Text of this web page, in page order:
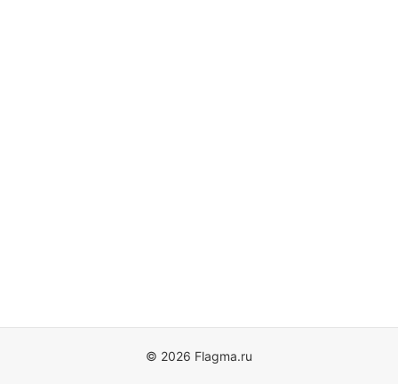
© 2026 Flagma.ru